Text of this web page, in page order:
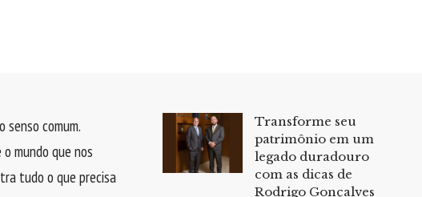
senso comum.
mundo que nos
tudo o que precisa
Transforme seu
patrimônio em um
legado duradouro
com as dicas de
Rodrigo Gonçalves